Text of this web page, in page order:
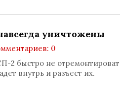
уничтожены
0
2 быстро не
внутрь и разъест их.